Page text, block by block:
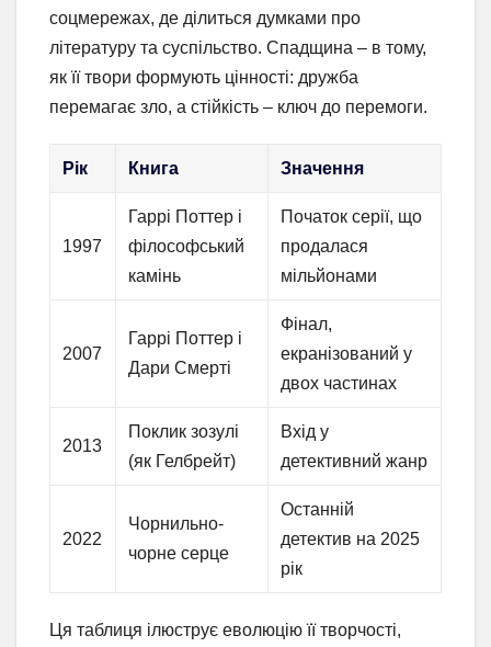
соцмережах, де ділиться думками про
літературу та суспільство. Спадщина – в тому,
як її твори формують цінності: дружба
перемагає зло, а стійкість – ключ до перемоги.
Рік Книга Значення
1997
Гаррі Поттер і
філософський
камінь
Початок серії, що
продалася
мільйонами
2007
Гаррі Поттер і
Дари Смерті
Фінал,
екранізований у
двох частинах
2013
Поклик зозулі
(як Гелбрейт)
Вхід у
детективний жанр
2022
Чорнильно-
чорне серце
Останній
детектив на 2025
рік
Ця таблиця ілюструє еволюцію її творчості,